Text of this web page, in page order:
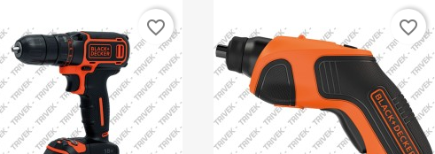
favorite_border favorite_border